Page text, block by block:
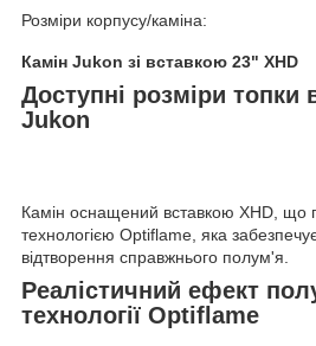
Реалістичний ефект
технології Optiflame
Камін оснащений вставкою XHD, що
технологією Optiflame, яка
відтворення справжнього полум'я.
Доступні розміри топки
Jukon
Камін Jukon зі вставкою 23" XHD
Розміри корпусу/каміна: